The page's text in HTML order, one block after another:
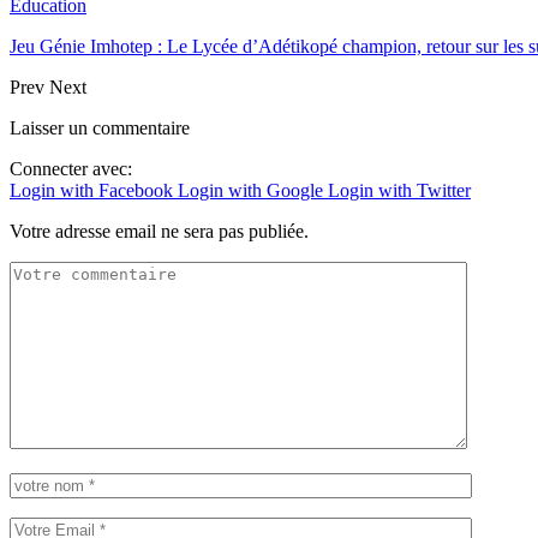
Education
Jeu Génie Imhotep : Le Lycée d’Adétikopé champion, retour sur les
Prev Next
Laisser un commentaire
Connecter avec:
Login with Facebook Login with Google Login with Twitter
Votre adresse email ne sera pas publiée.